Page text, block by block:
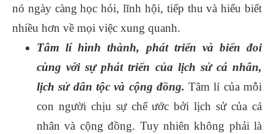
nó ngày càng học hỏi, lĩnh hội, tiếp thu và hiểu biết
nhiều hơn về mọi việc xung quanh.
Tâm lí hình thành, phát triển và biến đoi
cùng với sự phát triển của lịch sử cá nhân,
lịch sử dân tộc và cộng đồng. Tâm lí của mỗi
con người chịu sự chế ước bởi lịch sử của cá
nhân và cộng đồng. Tuy nhiên không phải là